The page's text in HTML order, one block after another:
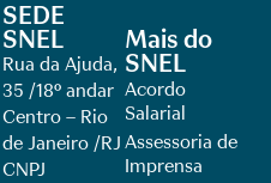
SEDE
SNEL
Rua da Ajuda,
35 /18º andar
Centro – Rio
de Janeiro /RJ
CNPJ
Mais do
SNEL
Acordo
Salarial
Assessoria de
Imprensa